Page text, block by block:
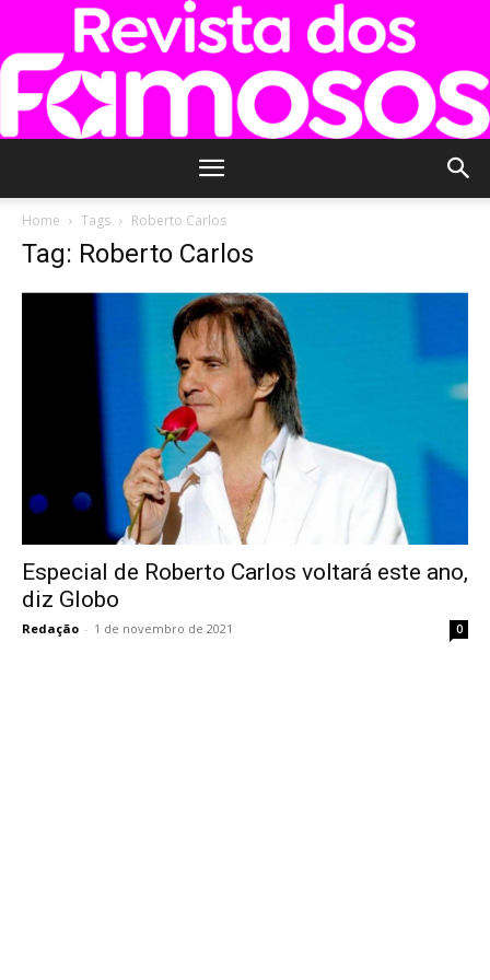
Famosos
Home Tags Roberto Carlos
Tag: Roberto Carlos
Especial de Roberto Carlos voltará este ano,
diz Globo
Redação - 1 de novembro de 2021 0